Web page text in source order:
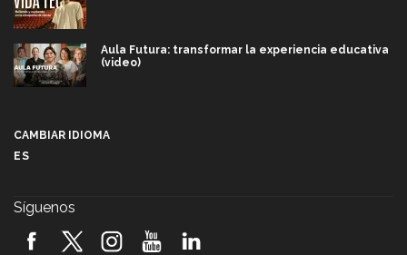
Aula Futura: transformar la experiencia educativa
(video)
2026! (video)
CAMBIAR IDIOMA
ES
Síguenos